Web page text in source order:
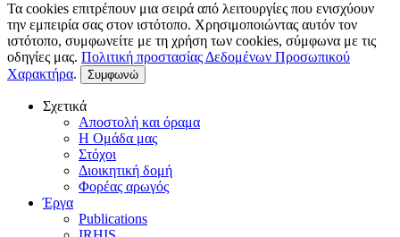
Τα cookies επιτρέπουν μια σειρά από λειτουργίες που ενισχύουν
την εμπειρία σας στον ιστότοπο. Χρησιμοποιώντας αυτόν τον
ιστότοπο, συμφωνείτε με τη χρήση των cookies, σύμφωνα με τις
οδηγίες μας. Πολιτική προστασίας Δεδομένων Προσωπικού
Χαρακτήρα. Συμφωνώ
Σχετικά
Αποστολή και όραμα
Η Ομάδα μας
Στόχοι
Διοικητική δομή
Φορέας αρωγός
Έργα
Publications